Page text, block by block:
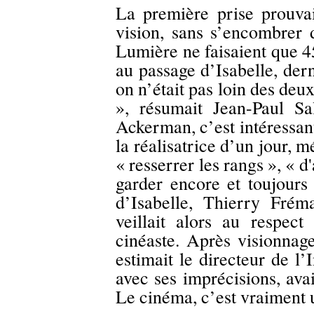
La première prise
vision, sans
Lumière ne faisaient que
au passage d’Isabelle,
on n’était pas loin des
», résumait Jean-Paul
Ackerman, c’est
la réalisatrice d’un jour,
« resserrer les rangs », «
garder encore et
d’Isabelle, Thierry
veillait alors au respect
cinéaste. Après
estimait le directeur de
avec ses imprécisions,
Le cinéma, c’est vraiment